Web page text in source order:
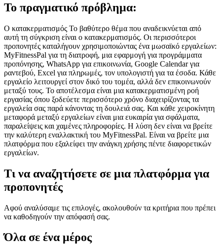
Το πραγματικό πρόβλημα:
Ο κατακερματισμός Το βαθύτερο θέμα που αναδεικνύεται από
αυτή τη σύγκριση είναι ο κατακερματισμός. Οι περισσότεροι
προπονητές καταλήγουν χρησιμοποιώντας ένα μωσαϊκό εργαλείων:
MyFitnessPal για τη διατροφή, μια εφαρμογή για προγράμματα
προπόνησης, WhatsApp για επικοινωνία, Google Calendar για
ραντεβού, Excel για πληρωμές, τον υπολογιστή για τα έσοδα. Κάθε
εργαλείο λειτουργεί στον δικό του τομέα, αλλά δεν επικοινωνούν
μεταξύ τους. Το αποτέλεσμα είναι μια κατακερματισμένη ροή
εργασίας όπου ξοδεύετε περισσότερο χρόνο διαχειρίζοντας τα
εργαλεία σας παρά κάνοντας τη δουλειά σας. Και κάθε χειροκίνητη
μεταφορά μεταξύ εργαλείων είναι μια ευκαιρία για σφάλματα,
παραλείψεις και χαμένες πληροφορίες. Η λύση δεν είναι να βρείτε
την καλύτερη εναλλακτική του MyFitnessPal. Είναι να βρείτε μια
πλατφόρμα που εξαλείφει την ανάγκη χρήσης πέντε διαφορετικών
εργαλείων.
Τι να αναζητήσετε σε μια πλατφόρμα για
προπονητές
Αφού αναλύσαμε τις επιλογές, ακολουθούν τα κριτήρια που πρέπει
να καθοδηγούν την απόφασή σας.
Όλα σε ένα μέρος